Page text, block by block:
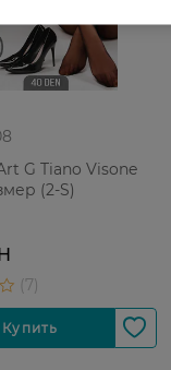
G Tiano Visone
(2-S)